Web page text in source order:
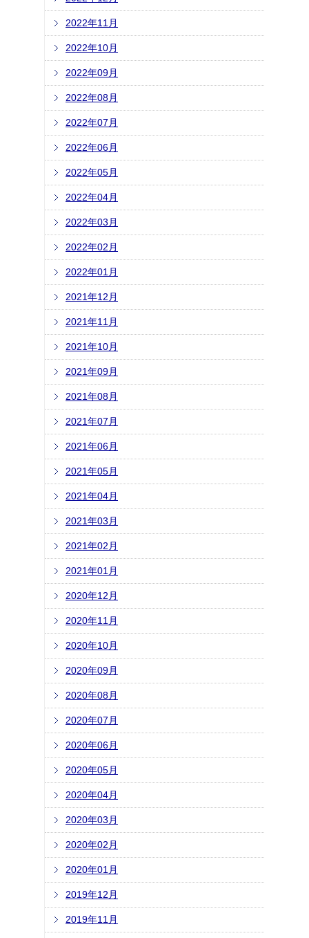
2022年11月
2022年10月
2022年09月
2022年08月
2022年07月
2022年06月
2022年05月
2022年04月
2022年03月
2022年02月
2022年01月
2021年12月
2021年11月
2021年10月
2021年09月
2021年08月
2021年07月
2021年06月
2021年05月
2021年04月
2021年03月
2021年02月
2021年01月
2020年12月
2020年11月
2020年10月
2020年09月
2020年08月
2020年07月
2020年06月
2020年05月
2020年04月
2020年03月
2020年02月
2020年01月
2019年12月
2019年11月